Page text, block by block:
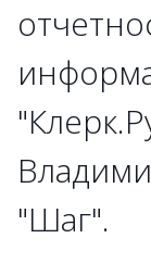
"Шаг".